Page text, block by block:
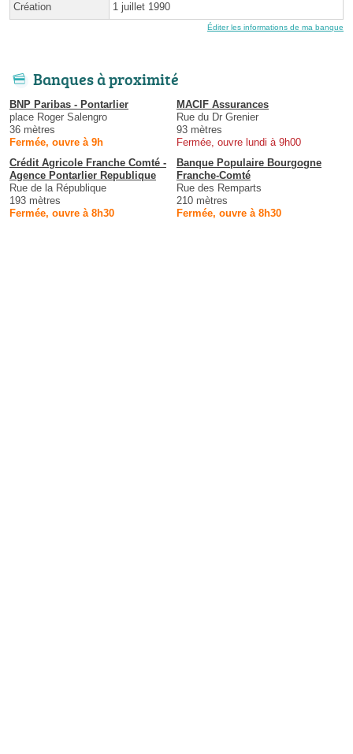
Création 1 juillet 1990
Éditer les informations de ma banque
Banques à proximité
BNP Paribas - Pontarlier
place Roger Salengro
36 mètres
Fermée, ouvre à 9h
MACIF Assurances
Rue du Dr Grenier
93 mètres
Fermée, ouvre lundi à 9h00
Crédit Agricole Franche Comté -
Agence Pontarlier Republique
Rue de la République
193 mètres
Fermée, ouvre à 8h30
Banque Populaire Bourgogne
Franche-Comté
Rue des Remparts
210 mètres
Fermée, ouvre à 8h30